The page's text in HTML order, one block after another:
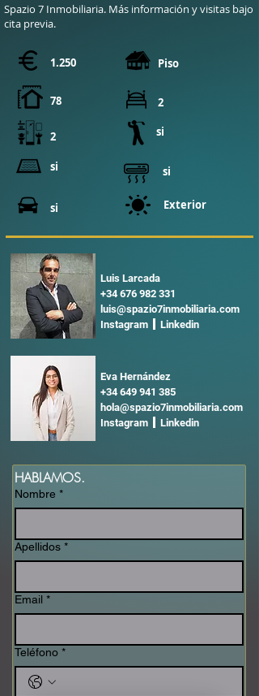
Spazio 7 Inmobiliaria. Más información y visitas bajo
cita previa.
1.250
78
2
si
si
Piso
2
si
si
Exterior
Luis Larcada
+34 676 982 331
luis@spazio7inmobiliaria.com
Instagram Linkedin
Eva Hernández
+34 649 941 385
hola@spazio7inmobiliaria.com
Instagram Linkedin
HABLAMOS.
Nombre *
Apellidos *
Email *
Teléfono *